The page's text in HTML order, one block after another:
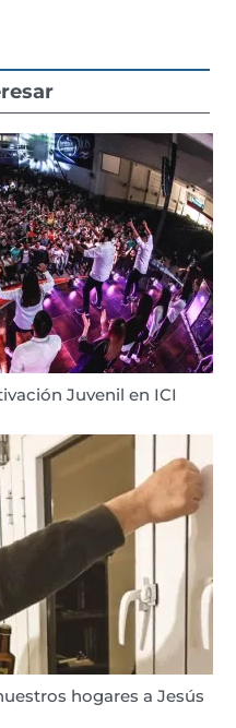
Juvenil en ICI
hogares a Jesús